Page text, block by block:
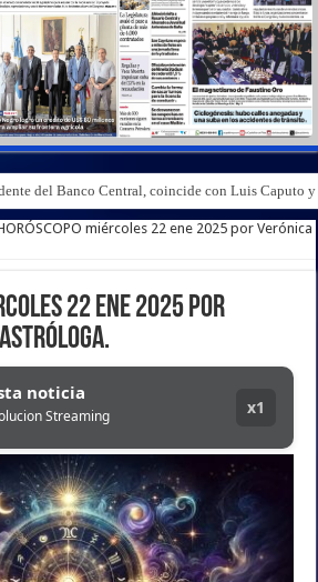
del Banco Central, coincide con Luis Caputo
asoma el crédito en dólares
miércoles 22 ene 2025 por Verónica
22 ene 2025 por
noticia
Streaming x1